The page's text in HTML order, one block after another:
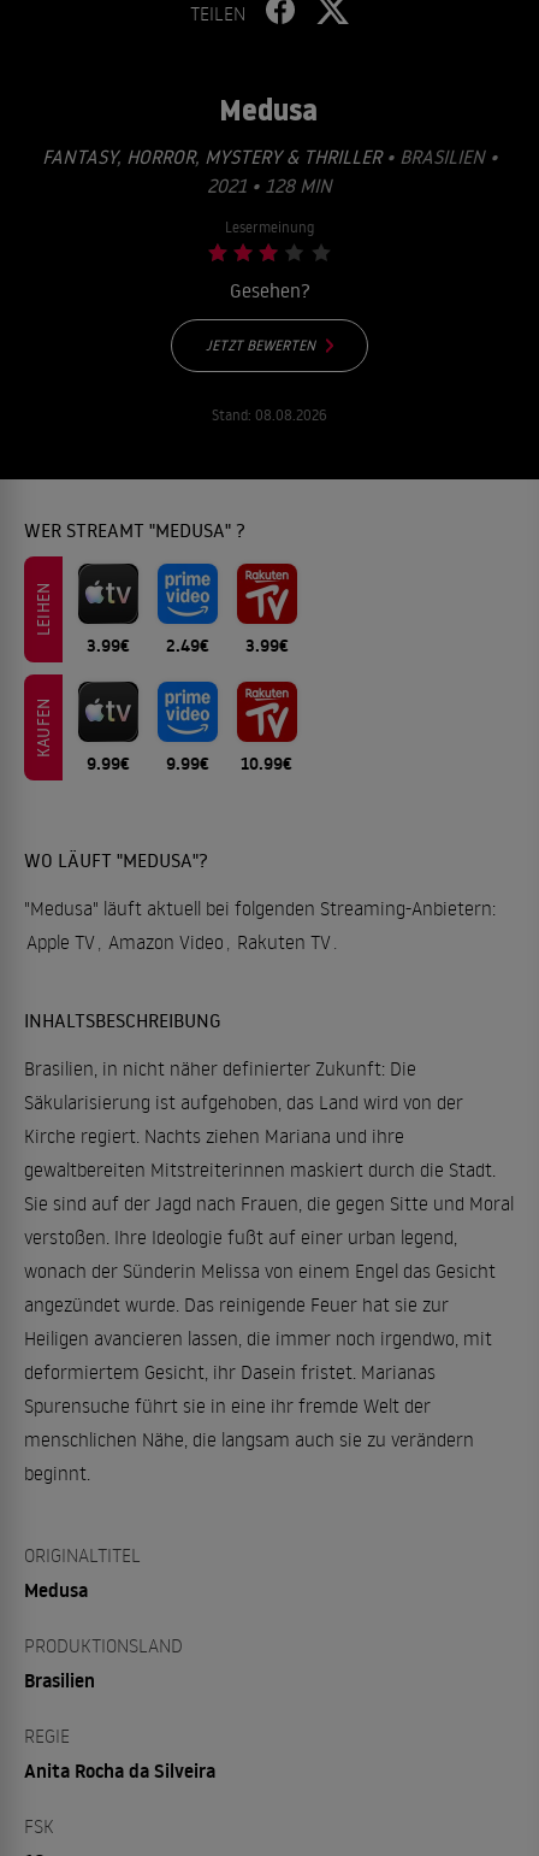
TEILEN
Medusa
FANTASY, HORROR, MYSTERY & THRILLER• BRASILIEN •
2021 • 128 MIN
Lesermeinung
Gesehen?
JETZT BEWERTEN
Stand: 08.08.2026
WER STREAMT "MEDUSA" ?
LEIHEN
3.99€ 2.49€ 3.99€
KAUFEN
9.99€ 9.99€ 10.99€
WO LÄUFT "MEDUSA"?
"Medusa" läuft aktuell bei folgenden Streaming-Anbietern:
Apple TV, Amazon Video , Rakuten TV.
INHALTSBESCHREIBUNG
Brasilien, in nicht näher definierter Zukunft: Die
Säkularisierung ist aufgehoben, das Land wird von der
Kirche regiert. Nachts ziehen Mariana und ihre
gewaltbereiten Mitstreiterinnen maskiert durch die Stadt.
Sie sind auf der Jagd nach Frauen, die gegen Sitte und Moral
verstoßen. Ihre Ideologie fußt auf einer urban legend,
wonach der Sünderin Melissa von einem Engel das Gesicht
angezündet wurde. Das reinigende Feuer hat sie zur
Heiligen avancieren lassen, die immer noch irgendwo, mit
deformiertem Gesicht, ihr Dasein fristet. Marianas
Spurensuche führt sie in eine ihr fremde Welt der
menschlichen Nähe, die langsam auch sie zu verändern
beginnt.
ORIGINALTITEL
Medusa
PRODUKTIONSLAND
Brasilien
REGIE
Anita Rocha da Silveira
FSK